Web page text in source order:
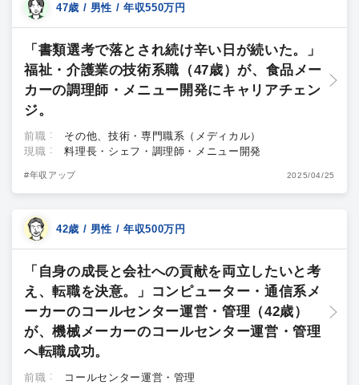
47歳 / 男性 / 年収550万円
「書類選考で落とされ続け辛い日が続いた。」
福祉・介護業の技術系職（47歳）が、食品メー
カーの調理師・メニュー開発にキャリアチェン
ジ。
前職
その他、技術・専門職系（メディカル）
現職
料理長・シェフ・調理師・メニュー開発
#年収アップ 2025/04/25
42歳 / 男性 / 年収500万円
「自身の成長と会社への貢献を両立したいと考
え、転職を決意。」コンピューター・通信系メ
ーカーのコールセンター運営・管理（42歳）
が、機械メーカーのコールセンター運営・管理
へ転職成功。
前職
コールセンター運営・管理